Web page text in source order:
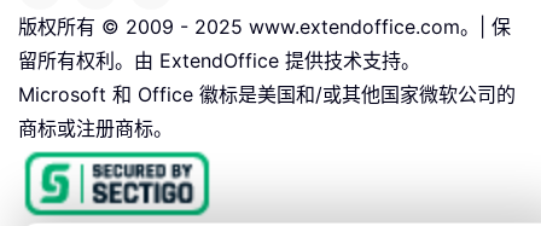
版权所有 © 2009 - 2025 www.extendoffice.com。| 保
留所有权利。由 ExtendOffice 提供技术支持。
Microsoft 和 Office 徽标是美国和/或其他国家微软公司的
商标或注册商标。